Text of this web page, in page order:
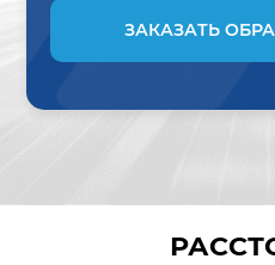
ЗАКАЗАТЬ